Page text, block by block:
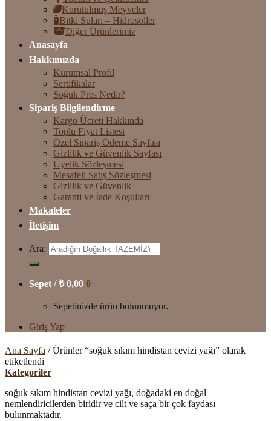
Kurutulmuş Meyveler
Bitki Suları – Hidrosoller
Diğer Ürünlerimiz
Anasayfa
Hakkımızda
Kurumsal Profil
Sertifikalar
Soğuk Pres Nedir?
Sipariş Bilgilendirme
Kargo Ücreti Hakkında
Toplu Fiyat Listesi
Özel Sipariş Ödeme Sayfası
Gizlilik ve Güvenlik Sayfası
Üyelik Sözleşmesi
Mesafeli Satış Sözleşmesi
Gizlilik ve Güvenlik
Garanti ve İade Koşulları
Makaleler
İletişim
Ara:
Sepet /₺0,00 0
Sepetinizde ürün bulunmuyor.
Giriş Yap
Ana Sayfa /Ürünler “soğuk sıkım hindistan cevizi yağı” olarak
etiketlendi
Kategoriler
soğuk sıkım hindistan cevizi yağı, doğadaki en doğal
nemlendiricilerden biridir ve cilt ve saça bir çok faydası
bulunmaktadır.